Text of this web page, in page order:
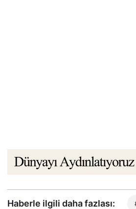
Haberle ilgili daha fazlası: